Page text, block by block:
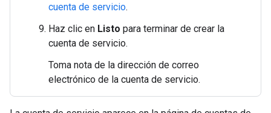
cuenta de servicio.
Haz clic en Listo para terminar de crear la
cuenta de servicio.
Toma nota de la dirección de correo
electrónico de la cuenta de servicio.